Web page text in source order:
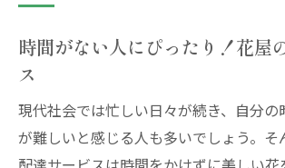
時間がない人にぴったり！花屋
ス
現代社会では忙しい日々が続き、自分の
が難しいと感じる人も多いでしょう。そ